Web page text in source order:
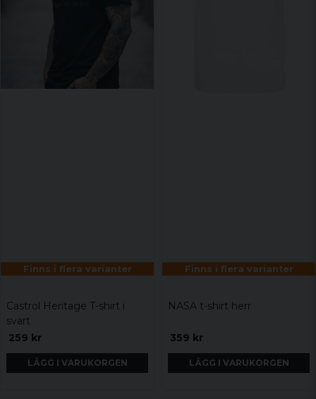
Finns i flera varianter
Castrol Heritage T-shirt i
svart
259 kr
LÄGG I VARUKORGEN
Finns i flera varianter
NASA t-shirt herr
359 kr
LÄGG I VARUKORGEN